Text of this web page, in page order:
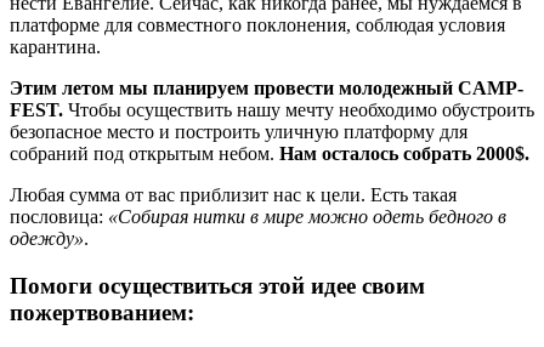
платформе для совместного поклонения, соблюдая условия
карантина.
Этим летом мы планируем провести молодежный CAMP-
FEST. Чтобы осуществить нашу мечту необходимо обустроить
безопасное место и построить уличную платформу для
собраний под открытым небом. Нам осталось собрать 2000$.
Любая сумма от вас приблизит нас к цели. Есть такая
пословица: «Собирая нитки в мире можно одеть бедного в
одежду».
Помоги осуществиться этой идее своим
пожертвованием: